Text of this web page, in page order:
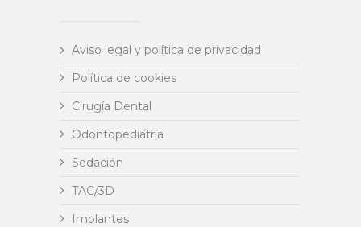
Aviso legal y política de privacidad
Política de cookies
Cirugía Dental
Odontopediatría
Sedación
TAC/3D
Implantes